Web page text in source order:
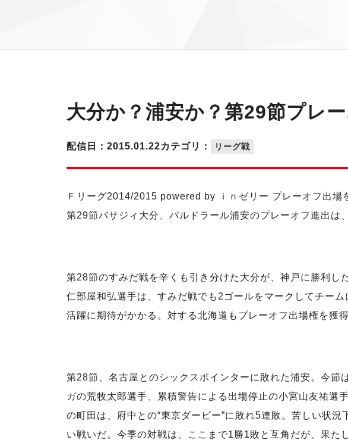
大分か？浦安か？第29節プレ
カテゴリ： リーグ戦
配信日：2015.01.22
Ｆリーグ2014/2015 powered by ｉｎゼリー プレーオフ出場
第29節バサジィ大分、バルドラール浦安のプレーオフ進出
第28節のすみだ戦を辛くも引き分けた大分が、神戸に勝利
仁部屋和弘選手は、すみだ戦でも2ゴールをマークしてチー
活躍に期待がかかる。対する北海道もプレーオフ出場権を獲
第28節、名古屋とのシックスポインターに敗れた浦安。今節
ガの荒牧太郎選手、累積警告による出場停止の小宮山友祐
の町田は、府中との“東京ダービー”に敗れ5連敗。苦しい状
い戦いだ。今季の対戦は、ここまで1勝1敗と互角だが、果た